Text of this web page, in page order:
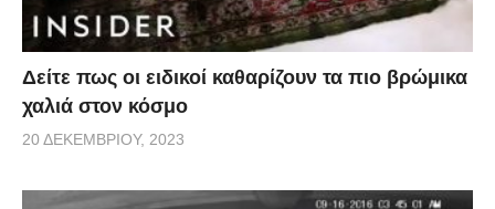
Δείτε πως οι ειδικοί καθαρίζουν τα πιο βρώμικα
χαλιά στον κόσμο
20 ΔΕΚΕΜΒΡΊΟΥ, 2023